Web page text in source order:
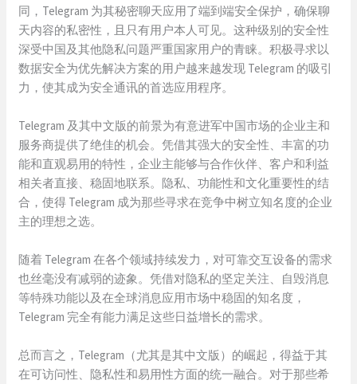
同，Telegram 为其秘密聊天应用了端到端安全保护，确保聊
天内容的私密性，且只有用户本人可见。这种级别的安全性
深受中国及其他隐私问题严重国家用户的青睐。积极寻求以
数据安全为优先解决方案的用户越来越发现 Telegram 的吸引
力，使其成为安全通讯的首选应用程序。
Telegram 及其中文版的前景为有意进军中国市场的企业主和
服务商提供了绝佳的机会。凭借其强大的安全性、丰富的功
能和直观易用的特性，企业主能够与合作伙伴、客户和利益
相关者直接、稳固地联系。隐私、功能性和文化重要性的结
合，使得 Telegram 成为那些寻求在竞争中树立知名度的企业
主的理想之选。
随着 Telegram 在各个领域持续发力，对可靠交互设备的需求
也丝毫没有减弱的迹象。凭借对隐私的坚定关注、自毁消息
等特殊功能以及在全球消息应用市场中稳固的知名度，
Telegram 完全有能力满足这些日益增长的需求。
总而言之，Telegram（尤其是其中文版）的崛起，得益于其
在可访问性、隐私性和易用性方面的统一融合。对于那些希